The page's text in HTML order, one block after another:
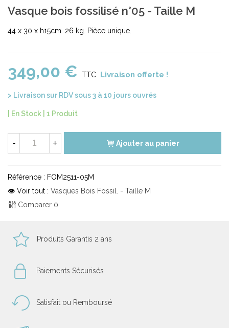
Vasque bois fossilisé n°05 - Taille M
44 x 30 x h15cm. 26 kg. Pièce unique.
349,00 € TTC Livraison offerte !
> Livraison sur RDV sous 3 à 10 jours ouvrés
| En Stock | 1 Produit
- + Ajouter au panier
Référence : FOM2511-05M
👁 Voir tout : Vasques Bois Fossil. - Taille M
Comparer 0
Produits Garantis 2 ans
Paiements Sécurisés
Satisfait ou Remboursé